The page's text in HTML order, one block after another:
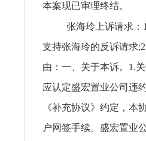
本案现已审理终结。
张海玲上诉请求：
支持张海玲的反诉请求
由：一、关于本诉。1.
应认定盛宏置业公司违
《补充协议》约定，本
户网签手续。盛宏置业